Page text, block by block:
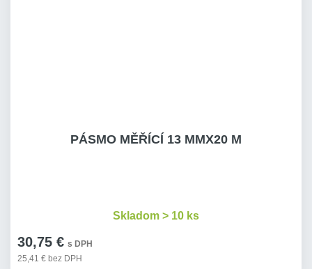
PÁSMO MĚŘÍCÍ 13 MMX20 M
30,75 € s DPH
25,41 € bez DPH
Skladom > 10 ks